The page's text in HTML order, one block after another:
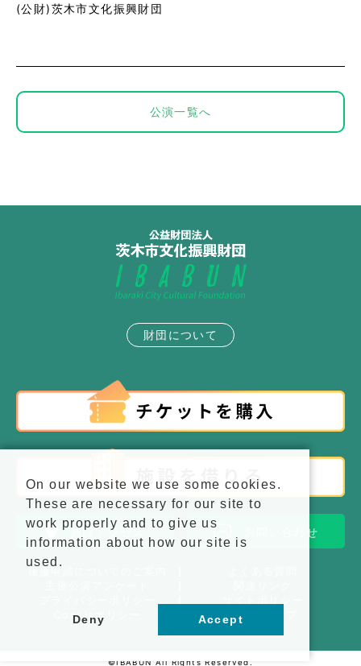
(公財)茨木市文化振興財団
公演一覧へ
財団について
施設アクセス お問い合わせ
Cookieポリシー
サイトマップ
©IBABUN All Rights Reserved.
On our website we use some cookies.
These are necessary for our site to
work properly and to give us
information about how our site is
used.
Deny Accept